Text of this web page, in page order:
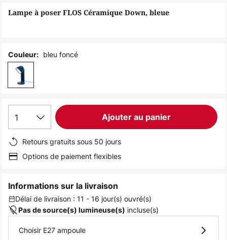
the
Lampe à poser FLOS Céramique Down, bleue
Couleur: bleu foncé
1 Ajouter au panier
Retours gratuits sous 50 jours
Options de paiement flexibles
Informations sur la livraison
Délai de livraison : 11 - 16 jour(s) ouvré(s)
Pas de source(s) lumineuse(s) incluse(s)
Choisir E27 ampoule